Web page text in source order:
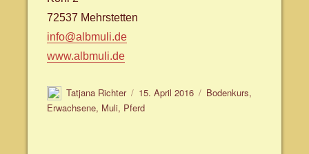
72537 Mehrstetten
info@albmuli.de
www.albmuli.de
Autor
Tatjana Richter
Veröffentlicht
am
15. April 2016 Schlagwörter
Bodenkurs,
Erwachsene, Muli, Pferd